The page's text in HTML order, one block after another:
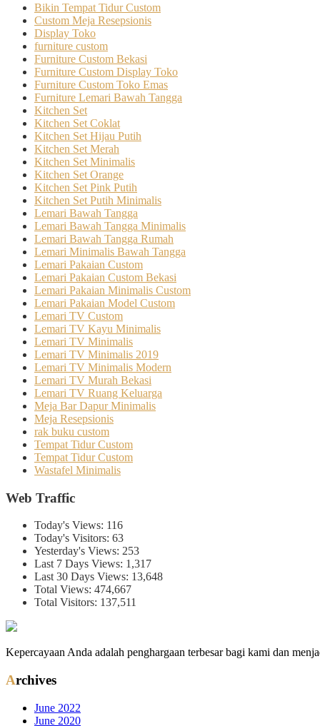
Bikin Tempat Tidur Custom
Custom Meja Resepsionis
Display Toko
furniture custom
Furniture Custom Bekasi
Furniture Custom Display Toko
Furniture Custom Toko Emas
Furniture Lemari Bawah Tangga
Kitchen Set
Kitchen Set Coklat
Kitchen Set Hijau Putih
Kitchen Set Merah
Kitchen Set Minimalis
Kitchen Set Orange
Kitchen Set Pink Putih
Kitchen Set Putih Minimalis
Lemari Bawah Tangga
Lemari Bawah Tangga Minimalis
Lemari Bawah Tangga Rumah
Lemari Minimalis Bawah Tangga
Lemari Pakaian Custom
Lemari Pakaian Custom Bekasi
Lemari Pakaian Minimalis Custom
Lemari Pakaian Model Custom
Lemari TV Custom
Lemari TV Kayu Minimalis
Lemari TV Minimalis
Lemari TV Minimalis 2019
Lemari TV Minimalis Modern
Lemari TV Murah Bekasi
Lemari TV Ruang Keluarga
Meja Bar Dapur Minimalis
Meja Resepsionis
rak buku custom
Tempat Tidur Custom
Tempat Tidur Custom
Wastafel Minimalis
Web Traffic
Today's Views: 116
Today's Visitors: 63
Yesterday's Views: 253
Last 7 Days Views: 1,317
Last 30 Days Views: 13,648
Total Views: 474,667
Total Visitors: 137,511
Kepercayaan Anda adalah penghargaan terbesar bagi kami dan
Archives
June 2022
June 2020